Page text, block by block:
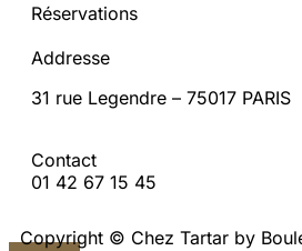
Réservations
Addresse
31 rue Legendre – 75017 PARIS
Contact
01 42 67 15 45
Copyright © Chez Tartar by